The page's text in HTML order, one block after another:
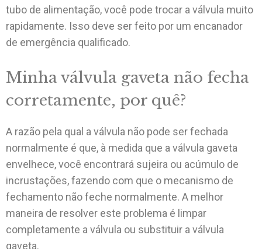
tubo de alimentação, você pode trocar a válvula muito
rapidamente. Isso deve ser feito por um encanador
de emergência qualificado.
Minha válvula gaveta não fecha
corretamente, por quê?
A razão pela qual a válvula não pode ser fechada
normalmente é que, à medida que a válvula gaveta
envelhece, você encontrará sujeira ou acúmulo de
incrustações, fazendo com que o mecanismo de
fechamento não feche normalmente. A melhor
maneira de resolver este problema é limpar
completamente a válvula ou substituir a válvula
gaveta.